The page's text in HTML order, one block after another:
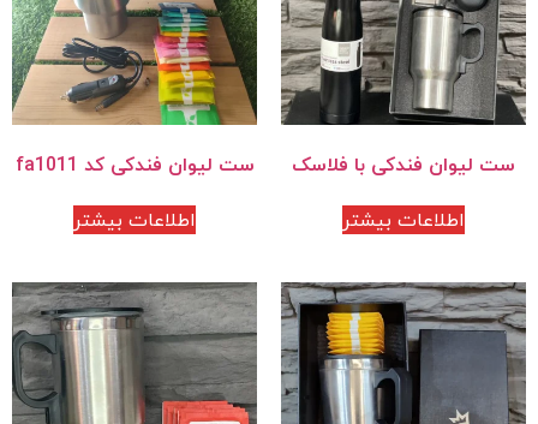
ست لیوان فندکی با فلاسک
اطلاعات بیشتر
ست لیوان فندکی کد fa1011
اطلاعات بیشتر